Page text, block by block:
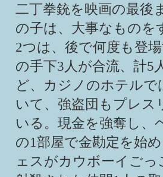
二丁拳銃を映画の最後
の子は、大事なものを
2つは、後で何度も登
の手下3人が合流、計5
ど、カジノのホテル
いて、強盗団もプレス
いる。現金を強奪し、
の1部屋で金勘定を始
ェスがカウボーイご